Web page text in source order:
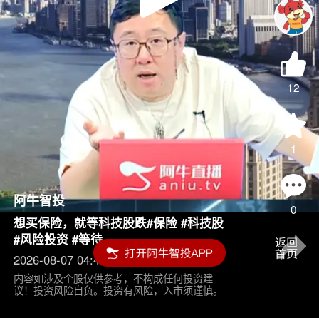
Play
Video
12
1
0
阿牛智投
想买保险，就等科技股跌#保险 #科技股
#风险投资 #等待
2026-08-07 04:45
内容如涉及个股仅供参考，不构成任何投资建
议！投资风险自负。投资有风险，入市须谨慎。